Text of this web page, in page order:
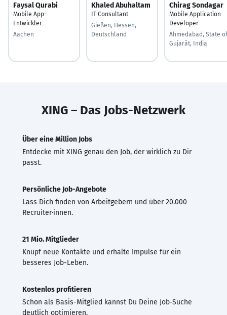
Faysal Qurabi
Mobile App-
Entwickler
Aachen
Khaled Abuhaltam
IT Consultant
Gießen, Hessen,
Deutschland
Chirag Sondagar
Mobile Application
Developer
Ahmedabad, State of
Gujarāt, India
XING – Das Jobs-Netzwerk
Über eine Million Jobs
Entdecke mit XING genau den Job, der wirklich zu Dir
passt.
Persönliche Job-Angebote
Lass Dich finden von Arbeitgebern und über 20.000
Recruiter·innen.
21 Mio. Mitglieder
Knüpf neue Kontakte und erhalte Impulse für ein
besseres Job-Leben.
Kostenlos profitieren
Schon als Basis-Mitglied kannst Du Deine Job-Suche
deutlich optimieren.